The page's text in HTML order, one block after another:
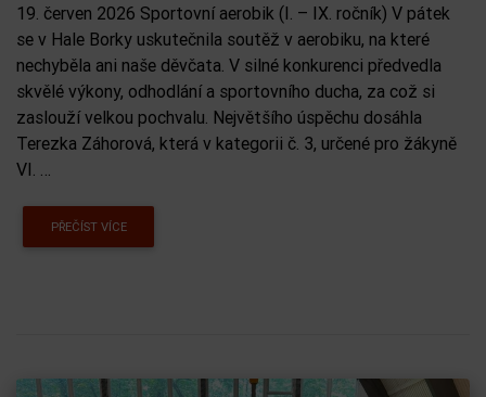
19. červen 2026 Sportovní aerobik (I. – IX. ročník) V pátek
se v Hale Borky uskutečnila soutěž v aerobiku, na které
nechyběla ani naše děvčata. V silné konkurenci předvedla
skvělé výkony, odhodlání a sportovního ducha, za což si
zaslouží velkou pochvalu. Největšího úspěchu dosáhla
Terezka Záhorová, která v kategorii č. 3, určené pro žákyně
VI. …
PŘEČÍST VÍCE